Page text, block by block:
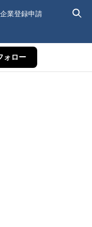
企業登録申請
ォロー